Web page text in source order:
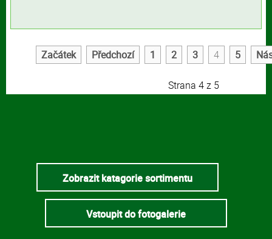
Začátek Předchozí 1 2 3 4 5
Strana 4 z 5
Zobrazit katagorie sortimentu
Vstoupit do fotogalerie